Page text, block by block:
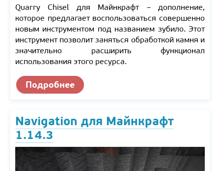
Quarry Chisel для Майнкрафт – дополнение,
которое предлагает воспользоваться совершенно
новым инструментом под названием зубило. Этот
инструмент позволит заняться обработкой камня и
значительно расширить функционал
использования этого ресурса.
Подробнее
Navigation для Майнкрафт
1.14.3